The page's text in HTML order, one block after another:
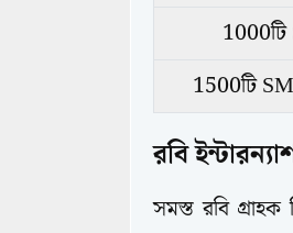
1500টি
রবি
সমস্ত রবি